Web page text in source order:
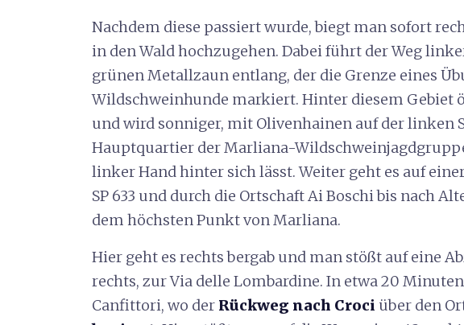
Nachdem diese passiert wurde, biegt man sofort
in den Wald hochzugehen. Dabei führt der Weg
grünen Metallzaun entlang, der die Grenze eines
Wildschweinhunde markiert. Hinter diesem Gebiet
und wird sonniger, mit Olivenhainen auf der linken
Hauptquartier der Marliana-
linker Hand hinter sich lässt. Weiter geht es auf
SP 633 und durch die Ortschaft Ai Boschi bis nach
dem höchsten Punkt von Marliana.
Hier geht es rechts bergab und man stößt auf eine
rechts, zur Via delle Lombardine. In etwa 20
Canfittori, wo der Rückweg nach Croci über den